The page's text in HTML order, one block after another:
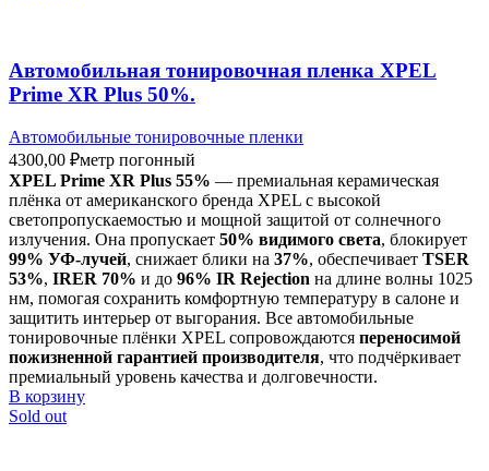
Автомобильная тонировочная пленка XPEL
Prime XR Plus 50%.
Автомобильные тонировочные пленки
4300,00 ₽метр погонный
XPEL Prime XR Plus 55% — премиальная керамическая
плёнка от американского бренда XPEL с высокой
светопропускаемостью и мощной защитой от солнечного
излучения. Она пропускает 50% видимого света, блокирует
99% УФ-лучей, снижает блики на 37%, обеспечивает TSER
53%, IRER 70% и до 96% IR Rejection на длине волны 1025
нм, помогая сохранить комфортную температуру в салоне и
защитить интерьер от выгорания. Все автомобильные
тонировочные плёнки XPEL сопровождаются переносимой
пожизненной гарантией производителя, что подчёркивает
премиальный уровень качества и долговечности.
В корзину
Sold out